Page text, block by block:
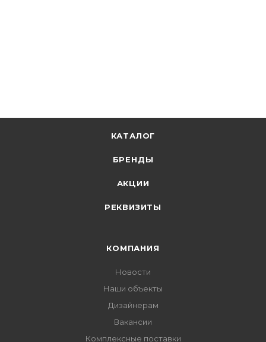
КАТАЛОГ
БРЕНДЫ
АКЦИИ
РЕКВИЗИТЫ
КОМПАНИЯ
Новости
Наши объекты
Дизайнерам
Вакансии
Комплексные поставки